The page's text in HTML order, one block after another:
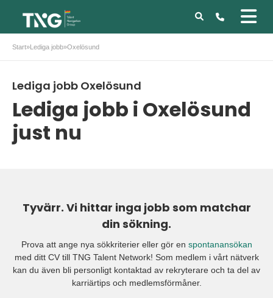
Start»Lediga jobb»Oxelösund
Lediga jobb Oxelösund
Lediga jobb i Oxelösund
just nu
Tyvärr. Vi hittar inga jobb som matchar
din sökning.
Prova att ange nya sökkriterier eller gör en spontanansökan
med ditt CV till TNG Talent Network! Som medlem i vårt nätverk
kan du även bli personligt kontaktad av rekryterare och ta del av
karriärtips och medlemsförmåner.